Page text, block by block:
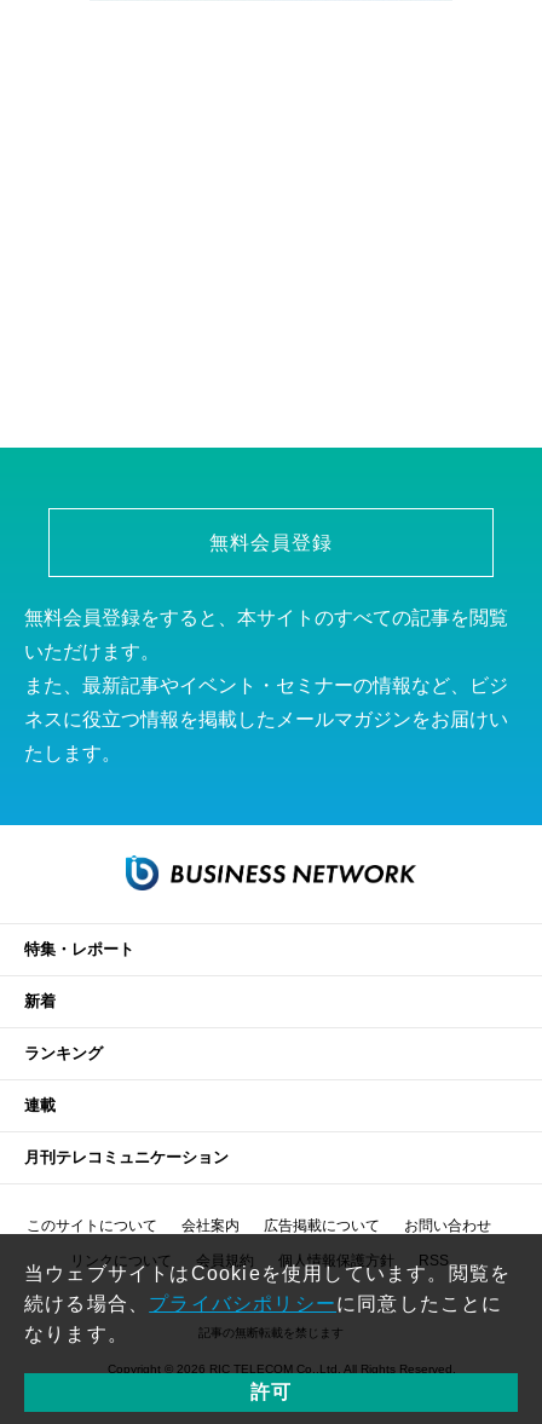
無料会員登録
無料会員登録をすると、本サイトのすべての記事を閲覧
いただけます。
また、最新記事やイベント・セミナーの情報など、ビジ
ネスに役立つ情報を掲載したメールマガジンをお届けい
たします。
特集・レポート
新着
ランキング
連載
月刊テレコミュニケーション
このサイトについて 会社案内 広告掲載について お問い合わせ
リンクについて 会員規約 個人情報保護方針 RSS
記事の無断転載を禁じます
Copyright © 2026 RIC TELECOM Co.,Ltd. All Rights Reserved.
当ウェブサイトはCookieを使用しています。閲覧を
続ける場合、 プライバシポリシーに同意したことに
なります。
許可